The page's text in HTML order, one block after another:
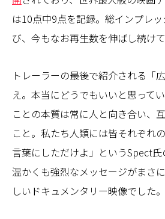
は10点中9点を記録。総インプレ
び、今もなお再生数を伸ばし続けて
トレーラーの最後で紹介される「
え。本当にどうでもいいと思って
ことの本質は常に人と向き合い、
こと。私たち人類には皆それぞれ
言葉にしただけよ」というSpect氏
温かくも強烈なメッセージがまさ
しいドキュメンタリー映像でした。